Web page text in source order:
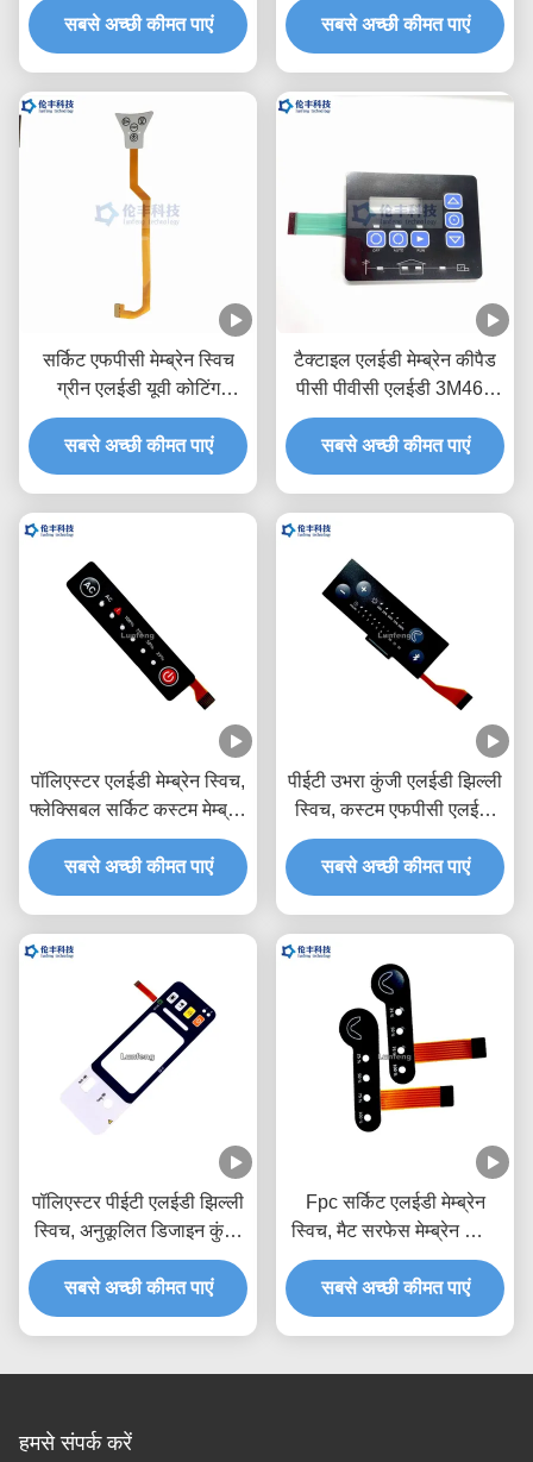
सबसे अच्छी कीमत पाएं
सबसे अच्छी कीमत पाएं
सर्किट एफपीसी मेम्ब्रेन स्विच
ग्रीन एलईडी यूवी कोटिंग
वाटरप्रूफ टच कीबोर्ड
सबसे अच्छी कीमत पाएं
टैक्टाइल एलईडी मेम्ब्रेन कीपैड
पीसी पीवीसी एलईडी 3M468
वाटरप्रूफ फ्लेक्सिबल मेम्ब्रेन
स्विच
सबसे अच्छी कीमत पाएं
पॉलिएस्टर एलईडी मेम्ब्रेन स्विच,
फ्लेक्सिबल सर्किट कस्टम मेम्ब्रेन
कीपैड
सबसे अच्छी कीमत पाएं
पीईटी उभरा कुंजी एलईडी झिल्ली
स्विच, कस्टम एफपीसी एलईडी
झिल्ली कीपैड
सबसे अच्छी कीमत पाएं
पॉलिएस्टर पीईटी एलईडी झिल्ली
स्विच, अनुकूलित डिजाइन कुंजी
झिल्ली स्विच
सबसे अच्छी कीमत पाएं
Fpc सर्किट एलईडी मेम्ब्रेन
स्विच, मैट सरफेस मेम्ब्रेन स्विच
कीपैड
सबसे अच्छी कीमत पाएं
हमसे संपर्क करें